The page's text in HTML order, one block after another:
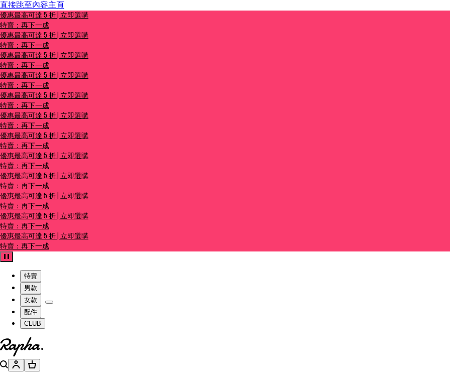
直接跳至內容主頁
優惠最高可達 5 折 | 立即選購
特賣：再下一成
優惠最高可達 5 折 | 立即選購
特賣：再下一成
優惠最高可達 5 折 | 立即選購
特賣：再下一成
優惠最高可達 5 折 | 立即選購
特賣：再下一成
優惠最高可達 5 折 | 立即選購
特賣：再下一成
優惠最高可達 5 折 | 立即選購
特賣：再下一成
優惠最高可達 5 折 | 立即選購
特賣：再下一成
優惠最高可達 5 折 | 立即選購
特賣：再下一成
優惠最高可達 5 折 | 立即選購
特賣：再下一成
優惠最高可達 5 折 | 立即選購
特賣：再下一成
優惠最高可達 5 折 | 立即選購
特賣：再下一成
優惠最高可達 5 折 | 立即選購
特賣：再下一成
優惠最高可達 5 折 | 立即選購
特賣：再下一成
特賣
男款
女款
配件
CLUB
前往官網主頁
搜尋帳號 購物籃